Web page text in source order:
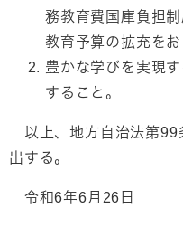
務教育費国庫負担
教育予算の拡充をお
豊かな学びを実現
すること。
以上、地方自治法第99
出する。
令和6年6月26日